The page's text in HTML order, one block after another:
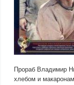
Прораб Владимир
хлебом и